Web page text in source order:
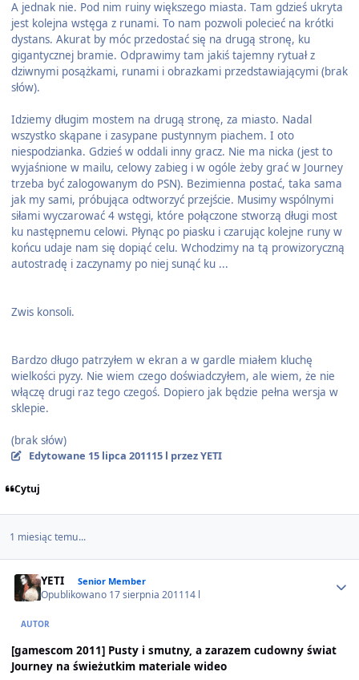
A jednak nie. Pod nim ruiny większego miasta. Tam gdzieś ukryta
jest kolejna wstęga z runami. To nam pozwoli polecieć na krótki
dystans. Akurat by móc przedostać się na drugą stronę, ku
gigantycznej bramie. Odprawimy tam jakiś tajemny rytuał z
dziwnymi posążkami, runami i obrazkami przedstawiającymi (brak
słów).
Idziemy długim mostem na drugą stronę, za miasto. Nadal
wszystko skąpane i zasypane pustynnym piachem. I oto
niespodzianka. Gdzieś w oddali inny gracz. Nie ma nicka (jest to
wyjaśnione w mailu, celowy zabieg i w ogóle żeby grać w Journey
trzeba być zalogowanym do PSN). Bezimienna postać, taka sama
jak my sami, próbująca odtworzyć przejście. Musimy wspólnymi
siłami wyczarować 4 wstęgi, które połączone stworzą długi most
ku następnemu celowi. Płynąc po piasku i czarując kolejne runy w
końcu udaje nam się dopiąć celu. Wchodzimy na tą prowizoryczną
autostradę i zaczynamy po niej sunąć ku ...
Zwis konsoli.
Bardzo długo patrzyłem w ekran a w gardle miałem kluchę
wielkości pyzy. Nie wiem czego doświadczyłem, ale wiem, że nie
włączę drugi raz tego czegoś. Dopiero jak będzie pełna wersja w
sklepie.
(brak słów)
Edytowane 15 lipca 201115 l przez YETI
Cytuj
1 miesiąc temu...
YETI Senior Member
Opublikowano 17 sierpnia 201114 l
AUTOR
[gamescom 2011] Pusty i smutny, a zarazem cudowny świat
Journey na świeżutkim materiale wideo